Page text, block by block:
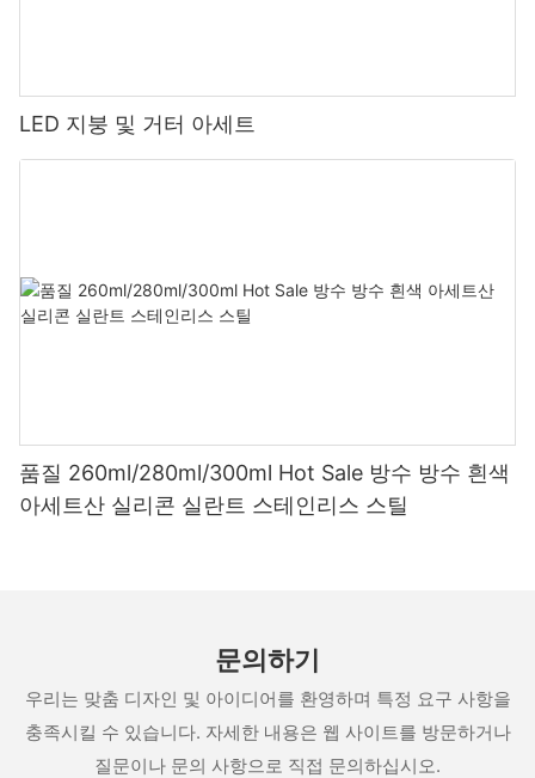
LED 지붕 및 거터 아세트
품질 260ml/280ml/300ml Hot Sale 방수 방수 흰색
아세트산 실리콘 실란트 스테인리스 스틸
문의하기
우리는 맞춤 디자인 및 아이디어를 환영하며 특정 요구 사항을
충족시킬 수 있습니다. 자세한 내용은 웹 사이트를 방문하거나
질문이나 문의 사항으로 직접 문의하십시오.